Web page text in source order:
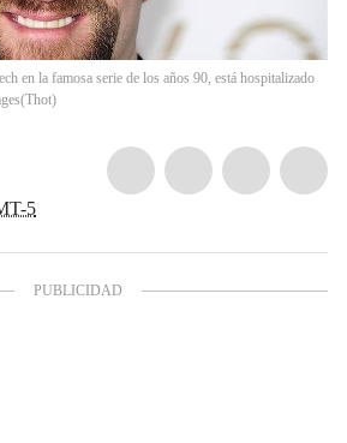
en la famosa serie de los años 90, está hospitalizado
(Thot)
5